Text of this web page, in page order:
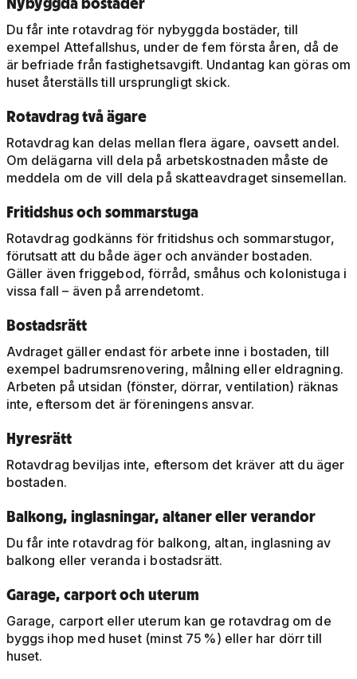
Du får inte rotavdrag för nybyggda bostäder, till
exempel Attefallshus, under de fem första åren, då de
är befriade från fastighetsavgift. Undantag kan göras om
huset återställs till ursprungligt skick.
Rotavdrag två ägare
Rotavdrag kan delas mellan flera ägare, oavsett andel.
Om delägarna vill dela på arbetskostnaden måste de
meddela om de vill dela på skatteavdraget sinsemellan.
Fritidshus och sommarstuga
Rotavdrag godkänns för fritidshus och sommarstugor,
förutsatt att du både äger och använder bostaden.
Gäller även friggebod, förråd, småhus och kolonistuga i
vissa fall – även på arrendetomt.
Bostadsrätt
Avdraget gäller endast för arbete inne i bostaden, till
exempel badrumsrenovering, målning eller eldragning.
Arbeten på utsidan (fönster, dörrar, ventilation) räknas
inte, eftersom det är föreningens ansvar.
Hyresrätt
Rotavdrag beviljas inte, eftersom det kräver att du äger
bostaden.
Balkong, inglasningar, altaner eller verandor
Du får inte rotavdrag för balkong, altan, inglasning av
balkong eller veranda i bostadsrätt.
Garage, carport och uterum
Garage, carport eller uterum kan ge rotavdrag om de
byggs ihop med huset (minst 75 %) eller har dörr till
huset.